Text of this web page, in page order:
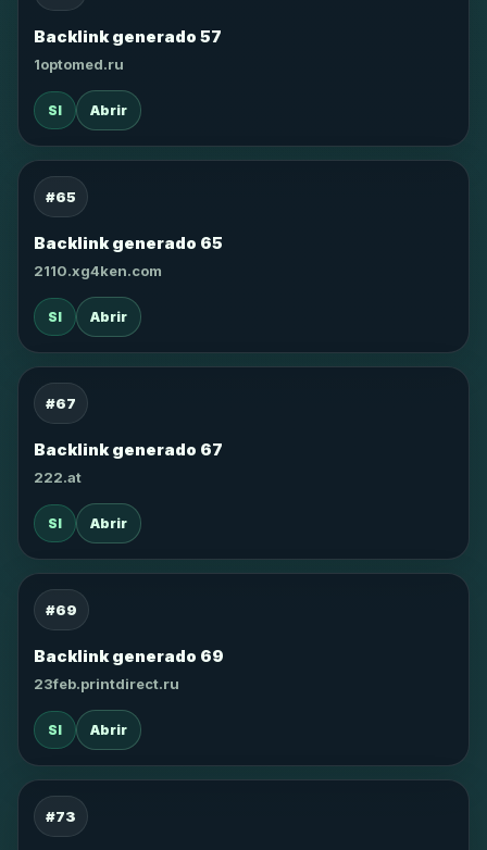
Backlink generado 57
1optomed.ru
SI Abrir
#65
Backlink generado 65
2110.xg4ken.com
SI Abrir
#67
Backlink generado 67
222.at
SI Abrir
#69
Backlink generado 69
23feb.printdirect.ru
SI Abrir
#73